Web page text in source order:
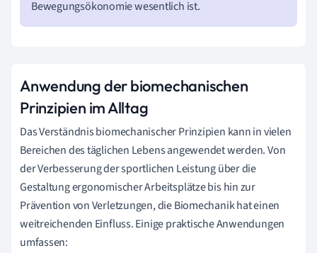
Bewegungsökonomie wesentlich ist.
Anwendung der biomechanischen
Prinzipien im Alltag
Das Verständnis biomechanischer Prinzipien kann in vielen
Bereichen des täglichen Lebens angewendet werden. Von
der Verbesserung der sportlichen Leistung über die
Gestaltung ergonomischer Arbeitsplätze bis hin zur
Prävention von Verletzungen, die Biomechanik hat einen
weitreichenden Einfluss. Einige praktische Anwendungen
umfassen: